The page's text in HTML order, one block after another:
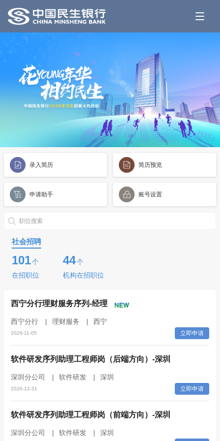
本站支持IPV6访问
录入简历 简历预览
申请助手 账号设置
职位搜索
社会招聘
101个
在招职位
44个
机构在招职位
西宁分行理财服务序列-经理
西宁分行 | 理财服务 | 西宁
2026-11-05 立即申请
软件研发序列助理工程师岗（后端方向）-深圳
深圳分公司 | 软件研发 | 深圳
2026-12-31 立即申请
软件研发序列助理工程师岗（前端方向）-深圳
深圳分公司 | 软件研发 | 深圳